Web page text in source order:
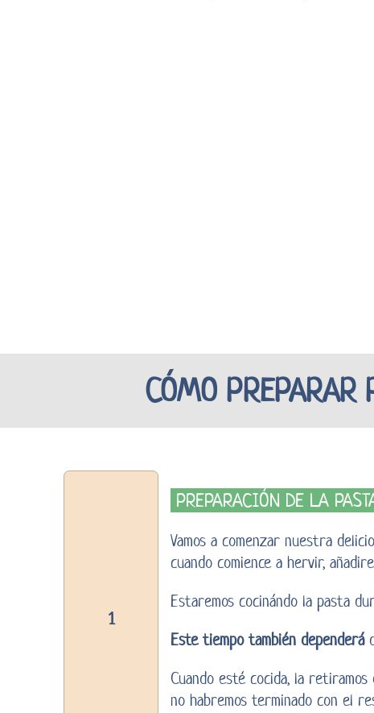
CÓMO PREPARAR
1
PREPARACIÓN DE LA
Vamos a comenzar nuestra
cuando comience a hervir,
Estaremos cocinándo la pasta
Este tiempo también dependerá
Cuando esté cocida, la
no habremos terminado con el